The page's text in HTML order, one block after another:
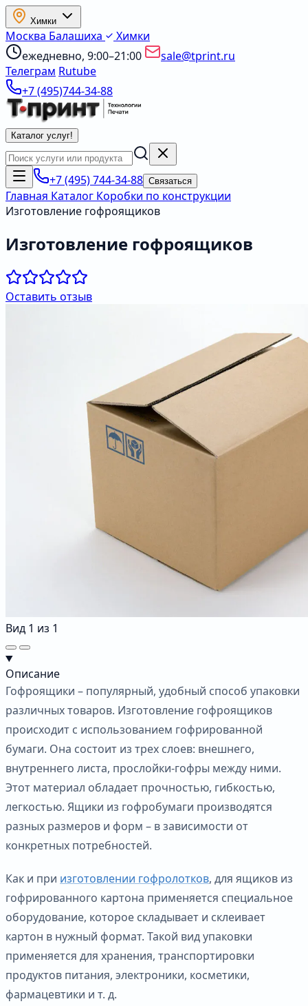
Химки
Москва Балашиха
Химки
ежедневно, 9:00–21:00
sale@tprint.ru
Телеграм Rutube
+7 (495)744-34-88
Каталог услуг!
+7 (495) 744-34-88 Связаться
Главная Каталог Коробки по конструкции
Изготовление гофроящиков
Изготовление гофроящиков
Оставить отзыв
Вид 1 из 1
Описание
Гофроящики – популярный, удобный способ упаковки
различных товаров. Изготовление гофроящиков
происходит с использованием гофрированной
бумаги. Она состоит из трех слоев: внешнего,
внутреннего листа, прослойки-гофры между ними.
Этот материал обладает прочностью, гибкостью,
легкостью. Ящики из гофробумаги производятся
разных размеров и форм – в зависимости от
конкретных потребностей.
Как и при изготовлении гофролотков, для ящиков из
гофрированного картона применяется специальное
оборудование, которое складывает и склеивает
картон в нужный формат. Такой вид упаковки
применяется для хранения, транспортировки
продуктов питания, электроники, косметики,
фармацевтики и т. д.